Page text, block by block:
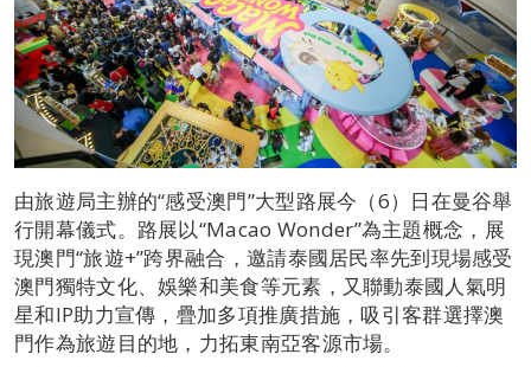
由旅遊局主辦的“感受澳門”大型路展今（6）日在曼谷舉
行開幕儀式。路展以“Macao Wonder”為主題概念，展
現澳門“旅遊+”跨界融合，邀請泰國居民率先到現場感受
澳門獨特文化、娛樂和美食等元素，又聯動泰國人氣明
星和IP助力宣傳，疊加多項推廣措施，吸引客群選擇澳
門作為旅遊目的地，力拓東南亞客源市場。